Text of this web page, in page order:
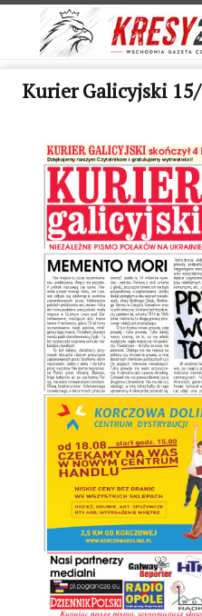
Kurier Galicyjski